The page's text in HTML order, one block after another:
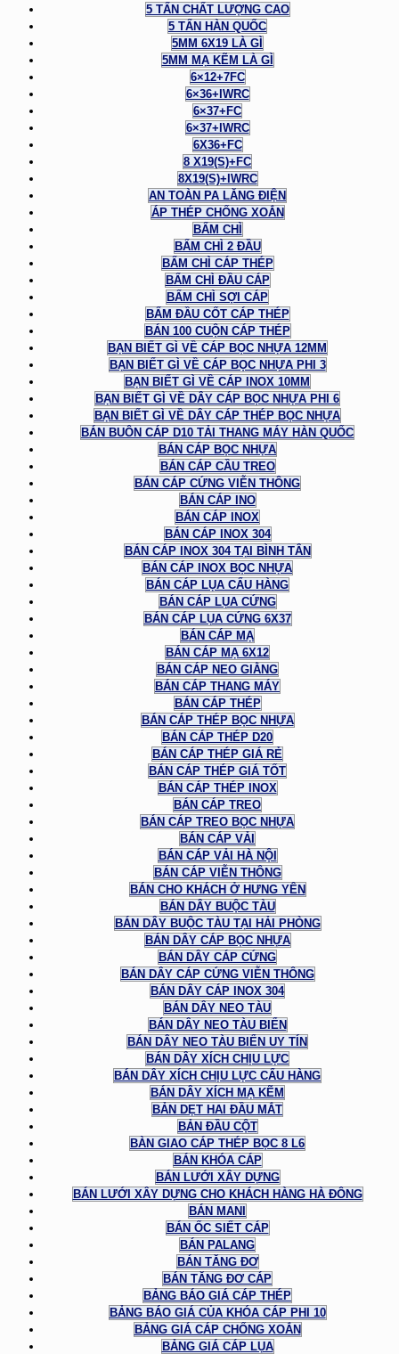
5 TẤN CHẤT LƯỢNG CAO
5 TẤN HÀN QUỐC
5MM 6X19 LÀ GÌ
5MM MẠ KẼM LÀ GÌ
6×12+7FC
6×36+IWRC
6×37+FC
6×37+IWRC
6X36+FC
8 X19(S)+FC
8X19(S)+IWRC
AN TOÀN PA LĂNG ĐIỆN
ÁP THÉP CHỐNG XOẮN
BẤM CHÌ
BẤM CHÌ 2 ĐẦU
BẤM CHÌ CÁP THÉP
BẤM CHÌ ĐẦU CÁP
BẤM CHÌ SỢI CÁP
BẤM ĐẦU CỐT CÁP THÉP
BÁN 100 CUỘN CÁP THÉP
BẠN BIẾT GÌ VỀ CÁP BỌC NHỰA 12MM
BẠN BIẾT GÌ VỀ CÁP BỌC NHỰA PHI 3
BẠN BIẾT GÌ VỀ CÁP INOX 10MM
BẠN BIẾT GÌ VỀ DÂY CÁP BỌC NHỰA PHI 6
BẠN BIẾT GÌ VỀ DÂY CÁP THÉP BỌC NHỰA
BÁN BUÔN CÁP D10 TẢI THANG MÁY HÀN QUỐC
BÁN CÁP BỌC NHỰA
BÁN CÁP CẦU TREO
BÁN CÁP CỨNG VIỄN THÔNG
BÁN CÁP INO
BÁN CÁP INOX
BÁN CÁP INOX 304
BÁN CÁP INOX 304 TẠI BÌNH TÂN
BÁN CÁP INOX BỌC NHỰA
BÁN CÁP LỤA CẨU HÀNG
BÁN CÁP LỤA CỨNG
BÁN CÁP LỤA CỨNG 6X37
BÁN CÁP MẠ
BÁN CÁP MẠ 6X12
BÁN CÁP NEO GIẰNG
BÁN CÁP THANG MÁY
BÁN CÁP THÉP
BÁN CÁP THÉP BỌC NHỰA
BÁN CÁP THÉP D20
BÁN CÁP THÉP GIÁ RẺ
BÁN CÁP THÉP GIÁ TỐT
BÁN CÁP THÉP INOX
BÁN CÁP TREO
BÁN CÁP TREO BỌC NHỰA
BÁN CÁP VẢI
BÁN CÁP VẢI HÀ NỘI
BÁN CÁP VIỄN THÔNG
BÁN CHO KHÁCH Ở HƯNG YÊN
BÁN DÂY BUỘC TÀU
BÁN DÂY BUỘC TÀU TẠI HẢI PHÒNG
BÁN DÂY CÁP BỌC NHỰA
BÁN DÂY CÁP CỨNG
BÁN DÂY CÁP CỨNG VIỄN THÔNG
BÁN DÂY CÁP INOX 304
BÁN DÂY NEO TÀU
BÁN DÂY NEO TÀU BIỂN
BÁN DÂY NEO TÀU BIỂN UY TÍN
BÁN DÂY XÍCH CHỊU LỰC
BÁN DÂY XÍCH CHỊU LỰC CẨU HÀNG
BÁN DÂY XÍCH MẠ KẼM
BẢN DẸT HAI ĐẦU MẮT
BẢN ĐẦU CỘT
BÀN GIAO CÁP THÉP BỌC 8 L6
BÁN KHÓA CÁP
BÁN LƯỚI XÂY DỰNG
BÁN LƯỚI XÂY DỰNG CHO KHÁCH HÀNG HÀ ĐÔNG
BÁN MANI
BÁN ỐC SIẾT CÁP
BÁN PALANG
BÁN TĂNG ĐƠ
BÁN TĂNG ĐƠ CÁP
BẢNG BÁO GIÁ CÁP THÉP
BẢNG BÁO GIÁ CỦA KHÓA CÁP PHI 10
BẢNG GIÁ CÁP CHỐNG XOẮN
BẢNG GIÁ CÁP LỤA